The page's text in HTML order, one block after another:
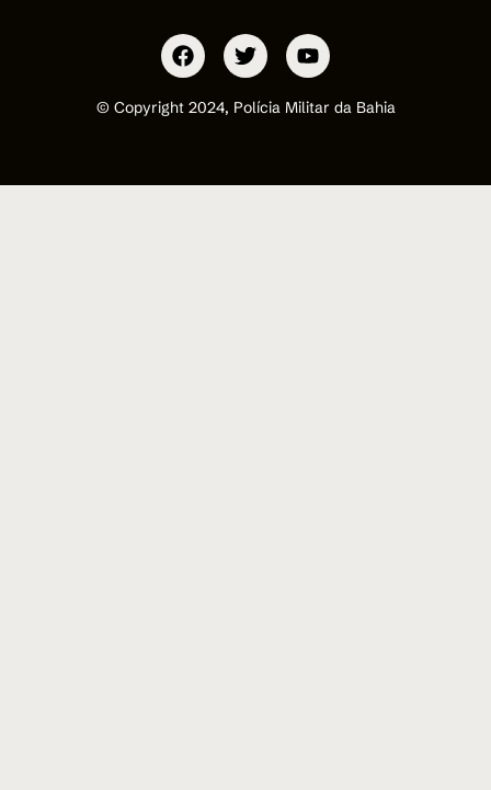
© Copyright 2024, Polícia Militar da Bahia